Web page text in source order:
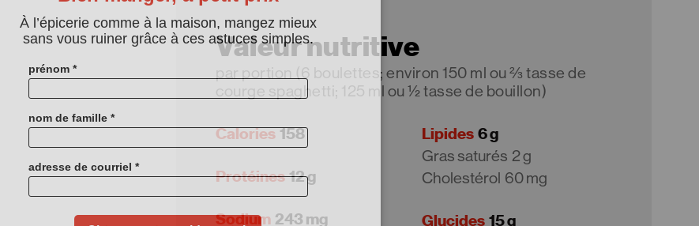
Valeur nutritive
par portion (6 boulettes; environ 150 ml ou ⅔ tasse de
courge spaghetti; 125 ml ou ½ tasse de bouillon)
Calories 158
Protéines 12 g
Sodium 243 mg
Lipides 6 g
Gras saturés 2 g
Cholestérol 60 mg
Glucides 15 g